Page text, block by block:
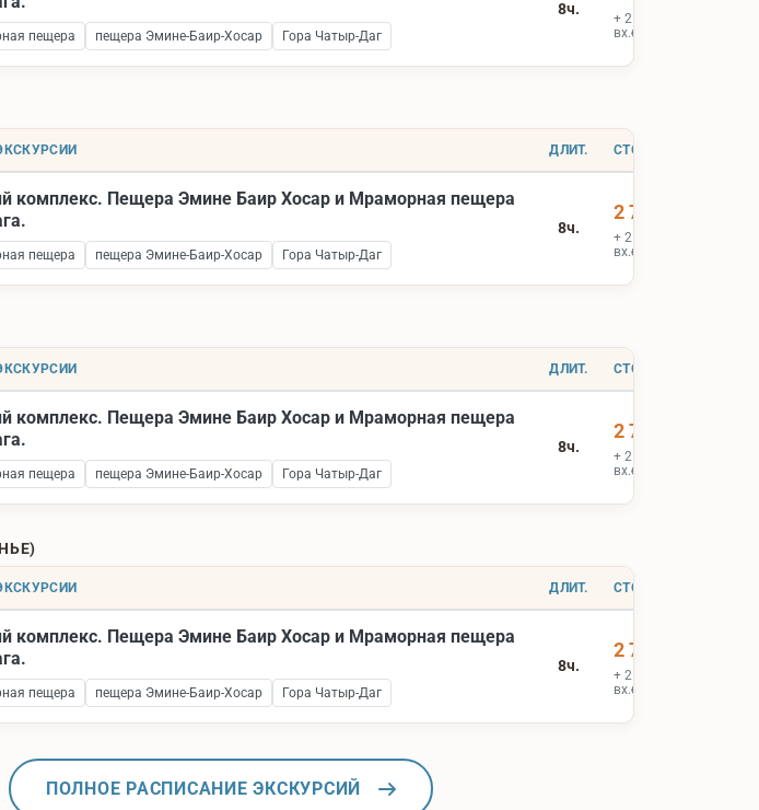
пещера пещера Эмине-Баир-Хосар Гора Чатыр-Даг
8ч.
+ 2 000 ₽
вх.билеты
ДЛИТ. СТОИМОСТЬ
комплекс. Пещера Эмине Баир Хосар и Мраморная пещера
пещера пещера Эмине-Баир-Хосар Гора Чатыр-Даг
8ч.
2 700 ₽
+ 2 000 ₽
вх.билеты
ДЛИТ. СТОИМОСТЬ
комплекс. Пещера Эмине Баир Хосар и Мраморная пещера
пещера пещера Эмине-Баир-Хосар Гора Чатыр-Даг
8ч.
2 700 ₽
+ 2 000 ₽
вх.билеты
ДЛИТ. СТОИМОСТЬ
комплекс. Пещера Эмине Баир Хосар и Мраморная пещера
пещера пещера Эмине-Баир-Хосар Гора Чатыр-Даг
8ч.
2 700 ₽
+ 2 000 ₽
вх.билеты
ПОЛНОЕ РАСПИСАНИЕ ЭКСКУРСИЙ